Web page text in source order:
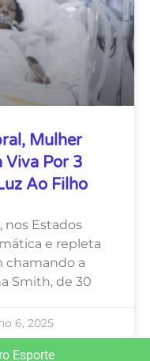
Mulher
Viva Por 3
Ao Filho
nos Estados
e repleta
chamando a
Smith, de 30
6, 2025
Esporte